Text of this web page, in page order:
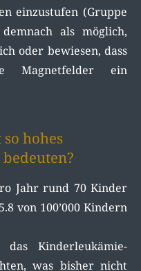
einzustufen (Gruppe
als möglich,
oder bewiesen, dass
Magnetfelder ein
hohes
Jahr rund 70 Kinder
von 100’000 Kindern
Kinderleukämie-
was bisher nicht